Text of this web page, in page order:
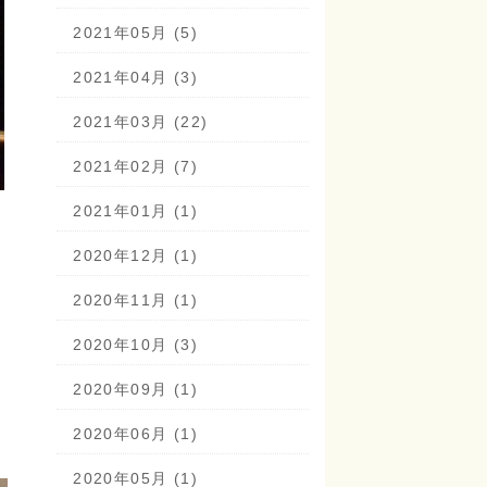
2021年05月 (5)
2021年04月 (3)
2021年03月 (22)
2021年02月 (7)
2021年01月 (1)
2020年12月 (1)
2020年11月 (1)
2020年10月 (3)
2020年09月 (1)
2020年06月 (1)
2020年05月 (1)